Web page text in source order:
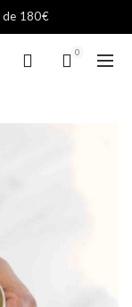
de 180€
0